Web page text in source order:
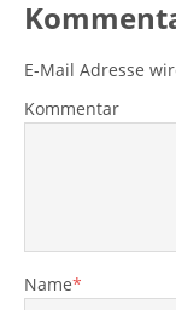
E-Mail Adresse
Kommentar
Name*